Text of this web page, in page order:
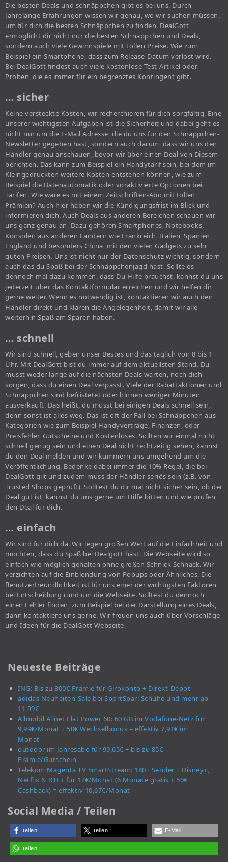
Die besten Deals und schnäppchen gibt es bei uns. Durch
Jahrelange Erfahrungen wissen wir genau, wo wir suchen müssen,
um für dich die besten Schnäppchen zu finden. DealGott
ermöglicht dir nicht nur die besten Schnäppchen und Deals,
sondern auch viele Gewinnspiele mit tollen Preise. Wie zum
Beispiel ein Smartphone, dass zum Release-Datum verlost wird.
Bei DealGott findest auch viele kostenlose Test-Artikel oder
Proben, die es immer für ein begrenztes Kontingent gibt.
… sicher
Keine versteckte Kosten, wir recherchieren für dich sorgfältig. Eine
unserer wichtigsten Aufgaben ist die Sicherheit und dabei geht es
nicht nur um die E-Mail Adresse, die du uns für den Schnäppchen-
Newsletter gegeben hast, sondern auch darum, dass wir uns den
Händler genau anschauen, bevor wir über einen Deal von Diesem
berichten. Das kann zum Beispiel ein Handytarif sein, bei dem im
Kleingedruckten weitere Kosten entstehen können, wie zum
Beispiel die Datenautomatik oder voraktivierte Optionen bei
Tarifen. Wie wäre es mit einem Zeitschriften-Abo mit tollen
Prämien? Auch hier haben wir die Kündigungsfrist im Blick und
informieren dich. Auch Deals aus anderen Bereichen schauen wir
uns ganz genau an. Dazu gehören Smartphones, Notebooks,
Konsolen aus anderen Ländern wie Frankreich, Italien, Spanien,
England und besonders China, mit den vielen Gadgets zu sehr
guten Preisen. Uns ist nicht nur der Datenschutz wichtig, sondern
auch das du Spaß bei der Schnäppchenjagd hast. Sollte es
dennoch mal dazu kommen, dass Du Hilfe brauchst, kannst du uns
jederzeit über das Kontaktformular erreichen und wir helfen dir
gerne weiter. Wenn es notwendig ist, kontaktieren wir auch den
Händler direkt und klären die Angelegenheit, damit wir alle
weiterhin Spaß am Sparen haben.
… schnell
Wir sind schnell, geben unser Bestes und das täglich von 8 bis 1
Uhr. Mit DealGott bist du immer auf dem aktuellsten Stand. Du
musst weder lange auf die nächsten Deals warten, noch dich
sorgen, dass du einen Deal verpasst. Viele der Rabattaktionen und
Schnäppchen sind befristetet oder binnen weniger Minuten
ausverkauft. Das heißt, du musst bei einigen Deals schnell sein,
denn sonst ist alles weg. Das ist oft der Fall bei Schnäppchen aus
Kategorien wie zum Beispiel Handyverträge, Finanzen, oder
Preisfehler, Gutscheine und Kostenloses. Sollten wir einmal nicht
schnell genug sein und einen Deal nicht rechtzeitig sehen, kannst
du den Deal melden und wir kümmern uns umgehend um die
Veröffentlichung. Bedenke dabei immer die 10% Regel, die bei
DealGott gilt und zudem muss der Händler seriös sein (z.B. von
Trusted Shops geprüft). Solltest du dir mal nicht sicher sein, ob der
Deal gut ist, kannst du uns gerne um Hilfe bitten und wie prüfen
den Deal für dich.
… einfach
Wir sind für dich da. Wir legen großen Wert auf die Einfachheit und
möchten, dass du Spaß bei Dealgott hast. Die Webseite wird so
einfach wie möglich gehalten ohne großen Schnick Schnack. Wir
verzichten auf die Einblendung von Popups oder Ähnliches. Die
Benutzerfreundlichkeit ist für uns einer der wichtigsten Faktoren
bei Entscheidung rund um die Webseite. Solltest du dennoch
einen Fehler finden, zum Beispiel bei der Darstellung eines Deals,
dann kontaktiere uns gerne. Wir freuen uns auch über Vorschläge
und Ideen für die DealGott Webseite.
Neueste Beiträge
ING: Bis zu 300€ Prämie für Girokonto + Direkt-Depot
adidas Neuheiten-Sale bei SportSpar: Schuhe und mehr ab
11,99€
Allmobil Allnet Flat Power 60: 60 GB im Vodafone-Netz für
9,99€/Monat + 50€ Wechselbonus = effektiv 7,91€ im
Monat
outdoor im Jahresabo für 99,65€ + bis zu 85€
Prämie/Gutschein
Telekom Magenta TV SmartStream: 180+ Sender + Disney+,
Netflix & RTL+ für 17€/Monat (6 Monate gratis + 50€
Cashback) = effektiv 10,67€/Monat
Social Media / Teilen
teilen teilen E-Mail
teilen